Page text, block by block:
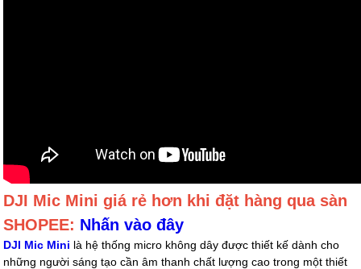
DJI Mic Mini giá rẻ hơn khi đặt hàng qua sàn
SHOPEE: Nhấn vào đây
DJI Mic Mini là hệ thống micro không dây được thiết kế dành cho
những người sáng tạo cần âm thanh chất lượng cao trong một thiết